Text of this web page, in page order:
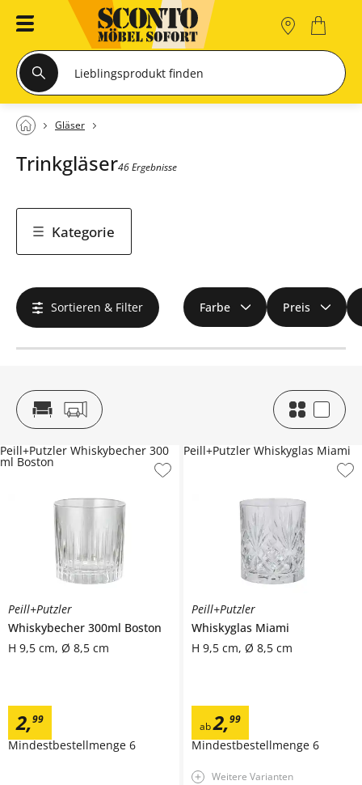
Gläser
Trinkgläser46 Ergebnisse
Kategorie
Sortieren & Filter Farbe Preis
Peill+Putzler
Whiskybecher 300ml Boston
H 9,5 cm, Ø 8,5 cm
2,99
Mindestbestellmenge 6
Peill+Putzler Whiskybecher 300
ml Boston
Peill+Putzler
Whiskyglas Miami
H 9,5 cm, Ø 8,5 cm
ab2,99
Mindestbestellmenge 6
Peill+Putzler Whiskyglas Miami
Weitere Varianten